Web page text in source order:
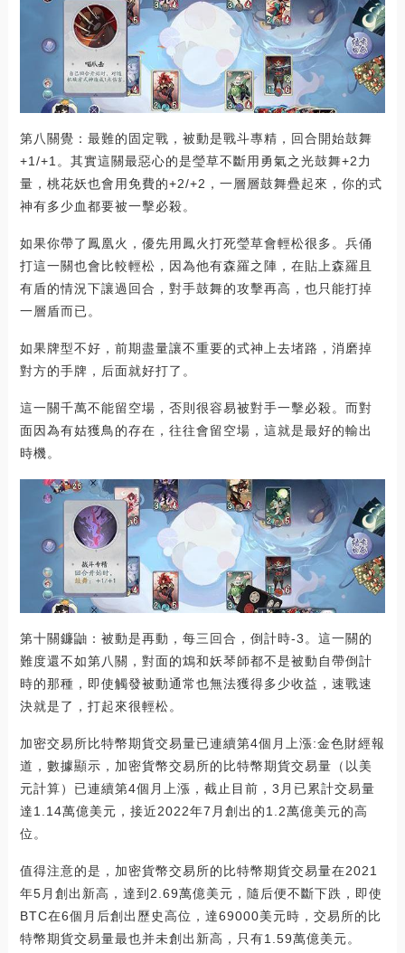
第八關覺：最難的固定戰，被動是戰斗專精，回合開始鼓舞
+1/+1。其實這關最惡心的是瑩草不斷用勇氣之光鼓舞+2力
量，桃花妖也會用免費的+2/+2，一層層鼓舞疊起來，你的式
神有多少血都要被一擊必殺。
如果你帶了鳳凰火，優先用鳳火打死瑩草會輕松很多。兵俑
打這一關也會比較輕松，因為他有森羅之陣，在貼上森羅且
有盾的情況下讓過回合，對手鼓舞的攻擊再高，也只能打掉
一層盾而已。
如果牌型不好，前期盡量讓不重要的式神上去堵路，消磨掉
對方的手牌，后面就好打了。
這一關千萬不能留空場，否則很容易被對手一擊必殺。而對
面因為有姑獲鳥的存在，往往會留空場，這就是最好的輸出
時機。
第十關鐮鼬：被動是再動，每三回合，倒計時-3。這一關的
難度還不如第八關，對面的鴆和妖琴師都不是被動自帶倒計
時的那種，即使觸發被動通常也無法獲得多少收益，速戰速
決就是了，打起來很輕松。
加密交易所比特幣期貨交易量已連續第4個月上漲:金色財經報
道，數據顯示，加密貨幣交易所的比特幣期貨交易量（以美
元計算）已連續第4個月上漲，截止目前，3月已累計交易量
達1.14萬億美元，接近2022年7月創出的1.2萬億美元的高
位。
值得注意的是，加密貨幣交易所的比特幣期貨交易量在2021
年5月創出新高，達到2.69萬億美元，隨后便不斷下跌，即使
BTC在6個月后創出歷史高位，達69000美元時，交易所的比
特幣期貨交易量最也并未創出新高，只有1.59萬億美元。